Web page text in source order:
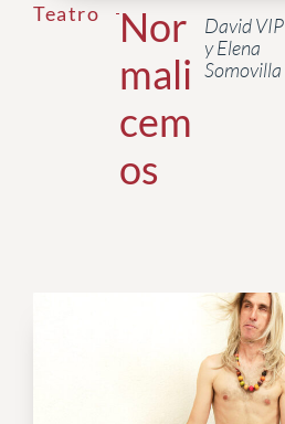
Teatro
Nor
mali
cem
os
David VIP
y Elena
Somovilla